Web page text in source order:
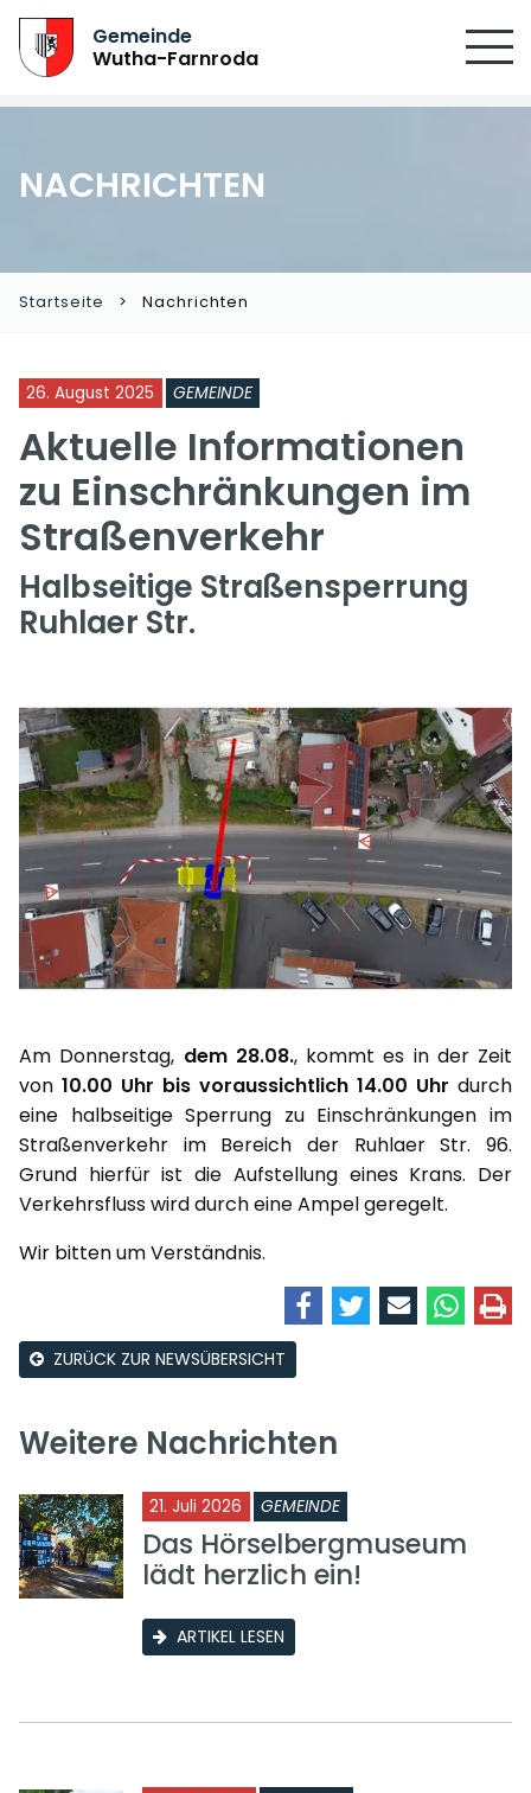
Gemeinde
Wutha-Farnroda
NACHRICHTEN
Startseite Nachrichten
26. August 2025 GEMEINDE
Aktuelle Informationen
zu Einschränkungen im
Straßenverkehr
Halbseitige Straßensperrung
Ruhlaer Str.
Am Donnerstag, dem 28.08., kommt es in der Zeit
von 10.00 Uhr bis voraussichtlich 14.00 Uhr durch
eine halbseitige Sperrung zu Einschränkungen im
Straßenverkehr im Bereich der Ruhlaer Str. 96.
Grund hierfür ist die Aufstellung eines Krans. Der
Verkehrsfluss wird durch eine Ampel geregelt.
Wir bitten um Verständnis.
ZURÜCK ZUR NEWSÜBERSICHT
Weitere Nachrichten
21. Juli 2026 GEMEINDE
Das Hörselbergmuseum
lädt herzlich ein!
ARTIKEL LESEN